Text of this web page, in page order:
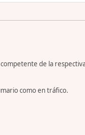
de la
como en tráfico.